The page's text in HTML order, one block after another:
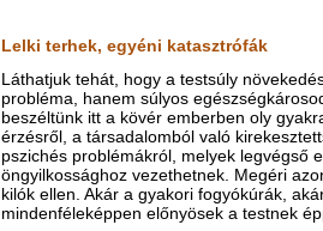
Lelki terhek, egyéni katasztrófák
Láthatjuk tehát, hogy a testsúly
probléma, hanem súlyos
beszéltünk itt a kövér emberben oly
érzésről, a társadalomból való
pszichés problémákról, melyek legvégső
öngyilkossághoz vezethetnek. Megéri
kilók ellen. Akár a gyakori fogyókúrák,
mindenféleképpen előnyösek a testnek